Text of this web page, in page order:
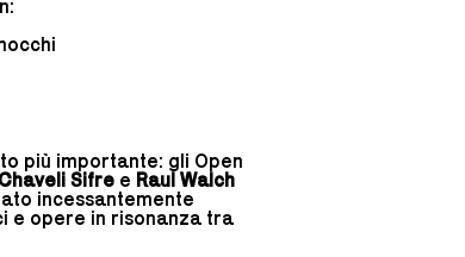
più importante: gli Open
Sifree Raul Walch
incessantemente
e opere in risonanza tra